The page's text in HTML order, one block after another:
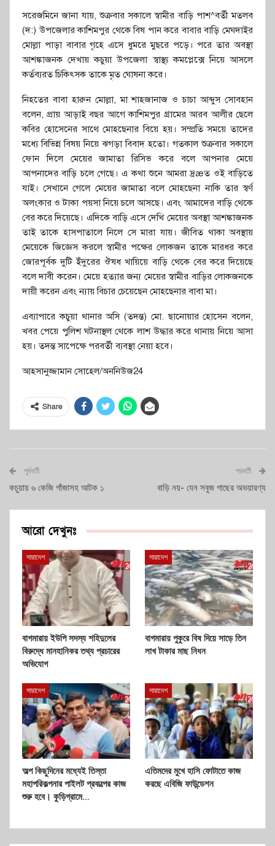
সরেজমিনে জানা যায়, শুক্রবার সকালে স্বামীর বাড়ি পাশ^বর্তী মতলব
(দ:) উপজেলার কাশিমপুর থেকে বিষ পান করে বাবার বাড়ি মেঘদাইর
মোল্লা পাড়া বাবার গৃহে এসে ধুমরে মুছরে পড়ে। পরে তার অবস্থা
আশঙ্কাজনক দেখায় কচুয়া উপজেলা স্বাস্থ্য কমপ্লেক্সে নিয়ে আসলে
কর্তব্যরত চিকিৎসক তাকে মৃত ঘোষনা করে।
নিহতের বাবা হারুন মোল্লা, মা শাহজানাজ ও চাচা আব্দুস সোবহান
বলেন, প্রায় আড়াই বছর আগে কাশিমপুর গ্রামের আরব আলীর ছেলে
কবির হোসেনের সাথে মোহছেনার বিয়ে হয়। সম্প্রতি সময়ে তাদের
মধ্যে বিভিন্ন বিষয় নিয়ে ঝগড়া বিবাদ হতো। গতকাল শুক্রবার সকালে
ফোন দিলে মেয়ের জামাতা রিসিভ করে বলে আপনার মেয়ে
আপনাদের বাড়ি চলে গেছে। এ কথা শুনে আমরা দ্রæত ওই বাড়িতে
যাই। সেখানে গেলে মেয়ের জামাতা বলে মোহছেনা নাকি তার স্বর্ণ
অলংকার ও টাকা পয়সা নিয়ে চলে আসছে। এবং আমাদের বাড়ি থেকে
বের করে দিয়েছে। এদিকে বাড়ি এসে দেখি মেয়ের অবস্থা আশঙ্কাজনক
তাই তাকে হাসপাতালে নিলে সে মারা যায়। জীবিত থাকা অবস্থায়
মেয়েকে জিজ্ঞেস করলে স্বামীর পক্ষের লোকজন তাকে মারধর করে
জোরপূর্বক দুটি ইঁদুরের ঔষধ খায়িয়ে বাড়ি থেকে বের করে দিয়েছে
বলে দাবী করেন। মেয়ে হত্যার জন্য মেয়ের স্বামীর বাড়ির লোকজনকে
দায়ী করেন এবং ন্যায় বিচার চেয়েছেন মোহছেনার বাবা মা।
এব্যাপারে কচুয়া থানার অসি (তদন্ত) মো. ছানোয়ার হোসেন বলেন,
খবর পেয়ে পুলিশ ঘটনাস্থল থেকে লাশ উদ্ধার করে থানায় নিয়ে আসা
হয়। তদন্ত সাপেক্ষে পরবর্তী ব্যবস্থা নেয়া হবে।
আহসানুজ্জামান সোহেল/অননিউজ24
Share
পূর্ববর্তী
কচুয়ায় ৬ কেজি গাঁজাসহ আটক ১
পরবর্তী
বাড়ি নয়- যেন সবুজ গাছের অভয়ারণ্য
আরো দেখুনঃ
সারাদেশ
বাগমারায় ইউপি সদস্য শহিদুলের
বিরুদ্ধে মানহানিকর তথ্য প্রচারের
অভিযোগ
সারাদেশ
বাগমারায় পুকুরে বিষ দিয়ে সাড়ে তিন
লাখ টাকার মাছ নিধন
সারাদেশ
অল্প কিছুদিনের মধ্যেই তিস্তা
মহাপরিকল্পনার পাইলট প্রকল্পের কাজ
শুরু হবে। কুড়িগ্রামে…
সারাদেশ
এতিমদের মুখে হাসি ফোটাতে কাজ
করছে এবিজি ফাউন্ডেশন